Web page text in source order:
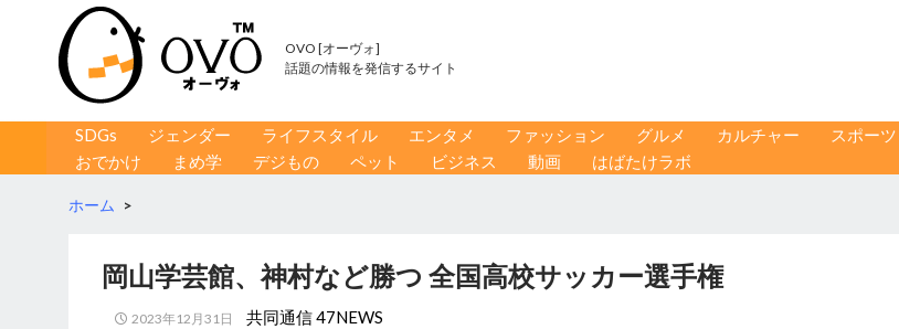
OVO [オーヴォ]
話題の情報を発信するサイト
コンテンツへ移動
SDGs ジェンダー ライフスタイル エンタメ ファッション グルメ カルチャー
スポーツ
おでかけ
まめ学 デジもの ペット ビジネス 動画 はばたけラボ
ホーム >
岡山学芸館、神村など勝つ 全国高校サッカー選手権
2023年12月31日 共同通信 47NEWS